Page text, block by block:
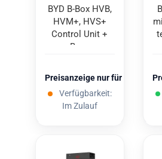
BYD B-Box HVB,
HVM+, HVS+
Con­trol Unit +
Base
Preisanzeige nur für
Verfügbarkeit:
Im Zulauf